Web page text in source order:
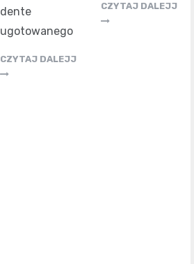
dente
ugotowanego
CZYTAJ DALEJJ
CZYTAJ DALEJJ